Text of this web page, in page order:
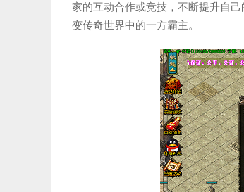
家的互动合作或竞技，不断提升自
变传奇世界中的一方霸主。